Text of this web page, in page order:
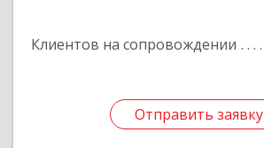
Клиентов на сопровождении
Отправить заявку
Отправить заявку